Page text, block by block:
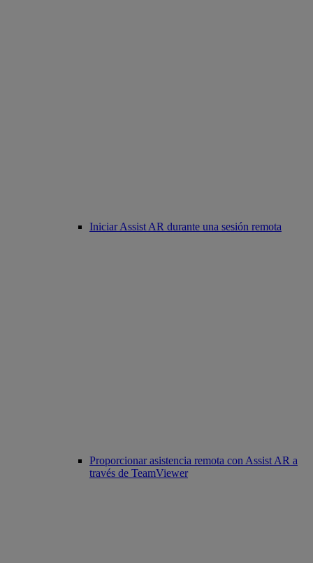
Iniciar Assist AR durante una sesión remota
Proporcionar asistencia remota con Assist AR a
través de TeamViewer